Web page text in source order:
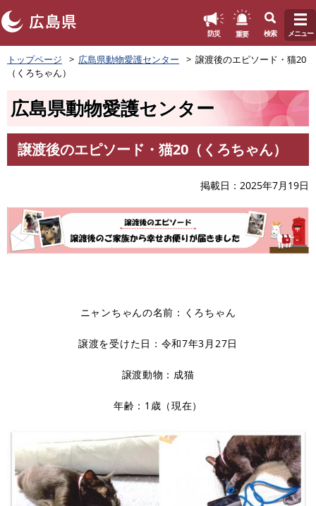
ペ
ー
。
防災 重要 検索 メニュー
トップページ 広島県動物愛護センター
譲渡後のエピソード・猫20
（くろちゃん）
広島県動物愛護センター
文
譲渡後のエピソード・猫20（くろちゃん）
掲載日 2025年7月19日
ニャンちゃんの名前：くろちゃん
譲渡を受けた日：令和7年3月27日
譲渡動物：成猫
年齢：1歳（現在）